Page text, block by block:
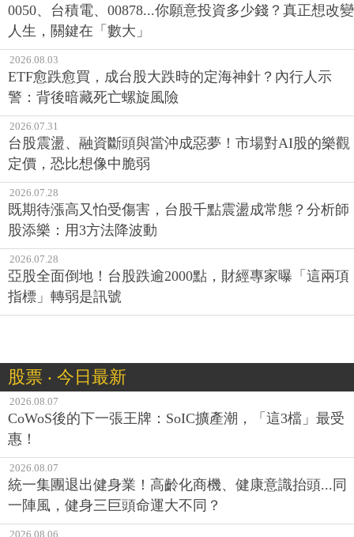
0050、台積電、00878...你願意投資多少錢？真正想改變
人生，關鍵在「數大」
2026.08.03
ETF愈跌愈買，成台股大跌時的定海神針？內行人示
警：背後暗藏死亡螺旋風險
2026.07.31
台股震盪、融資斷頭與當沖成惡夢！市場對AI股的樂觀
定價，恐比想像中脆弱
2026.07.28
既期待漲高又怕受傷害，台股千點震盪成常態？分析師
股添樂：用3方法降波動
2026.07.28
亞股全面倒地！台股跌逾2000點，財經專家曝「這兩項
指標」轉弱是訊號
股票 ‧ 今日最新
2026.08.07
CoWoS後的下一張王牌：SoIC擴產潮，「這3檔」最受
惠！
2026.08.07
統一集團退出健身業！高齡化商機、健康意識抬頭...同
一陣風，健身三巨頭命運大不同？
2026.08.06